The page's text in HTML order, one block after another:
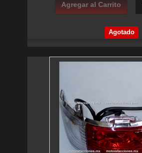
Agregar al Carrito
Agotado